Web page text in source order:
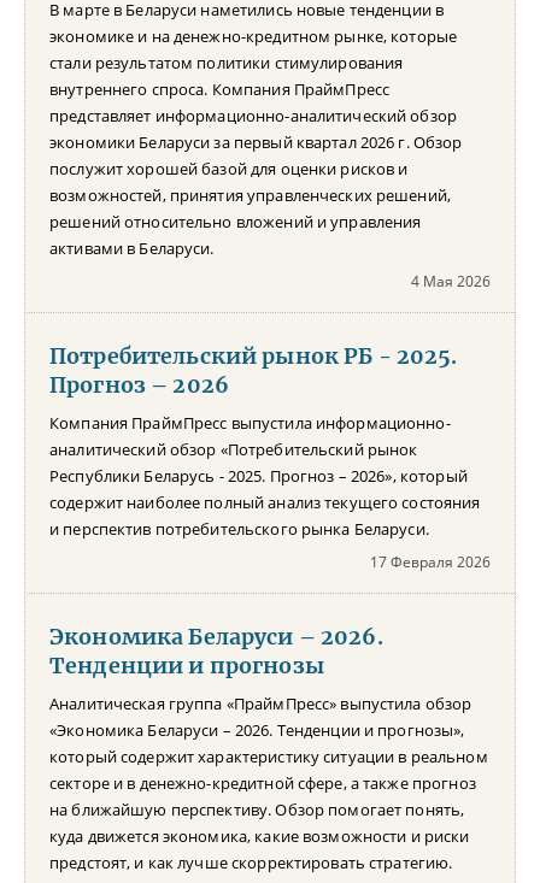
В марте в Беларуси наметились новые тенденции в
экономике и на денежно-кредитном рынке, которые
стали результатом политики стимулирования
внутреннего спроса. Компания ПраймПресс
представляет информационно-аналитический обзор
экономики Беларуси за первый квартал 2026 г. Обзор
послужит хорошей базой для оценки рисков и
возможностей, принятия управленческих решений,
решений относительно вложений и управления
активами в Беларуси.
4 Мая 2026
Потребительский рынок РБ - 2025.
Прогноз – 2026
Компания ПраймПресс выпустила информационно-
аналитический обзор «Потребительский рынок
Республики Беларусь - 2025. Прогноз – 2026», который
содержит наиболее полный анализ текущего состояния
и перспектив потребительского рынка Беларуси.
17 Февраля 2026
Экономика Беларуси – 2026.
Тенденции и прогнозы
Аналитическая группа «ПраймПресс» выпустила обзор
«Экономика Беларуси – 2026. Тенденции и прогнозы»,
который содержит характеристику ситуации в реальном
секторе и в денежно-кредитной сфере, а также прогноз
на ближайшую перспективу. Обзор помогает понять,
куда движется экономика, какие возможности и риски
предстоят, и как лучше скорректировать стратегию.